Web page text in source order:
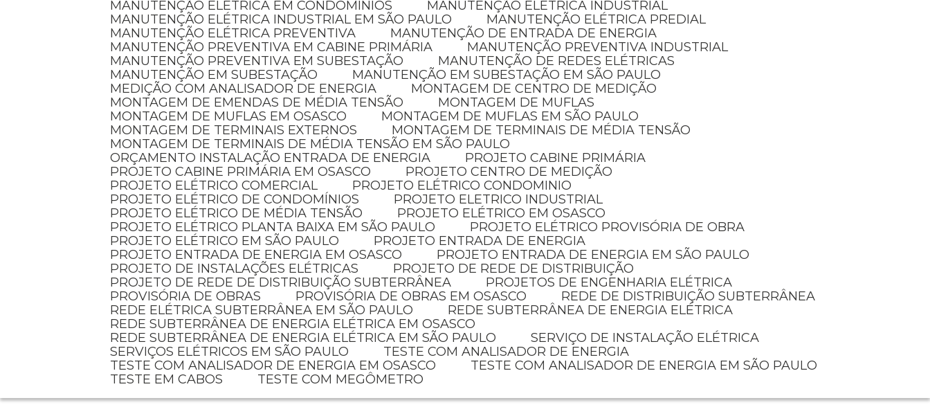
MANUTENÇÃO ELÉTRICA EM CONDOMÍNIOS
MANUTENÇÃO ELÉTRICA INDUSTRIAL
MANUTENÇÃO ELÉTRICA INDUSTRIAL EM SÃO PAULO
MANUTENÇÃO ELÉTRICA PREDIAL
MANUTENÇÃO ELÉTRICA PREVENTIVA
MANUTENÇÃO DE ENTRADA DE ENERGIA
MANUTENÇÃO PREVENTIVA EM CABINE PRIMÁRIA
MANUTENÇÃO PREVENTIVA INDUSTRIAL
MANUTENÇÃO PREVENTIVA EM SUBESTAÇÃO
MANUTENÇÃO DE REDES ELÉTRICAS
MANUTENÇÃO EM SUBESTAÇÃO
MANUTENÇÃO EM SUBESTAÇÃO EM SÃO PAULO
MEDIÇÃO COM ANALISADOR DE ENERGIA
MONTAGEM DE CENTRO DE MEDIÇÃO
MONTAGEM DE EMENDAS DE MÉDIA TENSÃO
MONTAGEM DE MUFLAS
MONTAGEM DE MUFLAS EM OSASCO
MONTAGEM DE MUFLAS EM SÃO PAULO
MONTAGEM DE TERMINAIS EXTERNOS
MONTAGEM DE TERMINAIS DE MÉDIA TENSÃO
MONTAGEM DE TERMINAIS DE MÉDIA TENSÃO EM SÃO PAULO
ORÇAMENTO INSTALAÇÃO ENTRADA DE ENERGIA
PROJETO CABINE PRIMÁRIA
PROJETO CABINE PRIMÁRIA EM OSASCO
PROJETO CENTRO DE MEDIÇÃO
PROJETO ELÉTRICO COMERCIAL
PROJETO ELÉTRICO CONDOMINIO
PROJETO ELÉTRICO DE CONDOMÍNIOS
PROJETO ELETRICO INDUSTRIAL
PROJETO ELÉTRICO DE MÉDIA TENSÃO
PROJETO ELÉTRICO EM OSASCO
PROJETO ELÉTRICO PLANTA BAIXA EM SÃO PAULO
PROJETO ELÉTRICO PROVISÓRIA DE OBRA
PROJETO ELÉTRICO EM SÃO PAULO
PROJETO ENTRADA DE ENERGIA
PROJETO ENTRADA DE ENERGIA EM OSASCO
PROJETO ENTRADA DE ENERGIA EM SÃO PAULO
PROJETO DE INSTALAÇÕES ELÉTRICAS
PROJETO DE REDE DE DISTRIBUIÇÃO
PROJETO DE REDE DE DISTRIBUIÇÃO SUBTERRÂNEA
PROJETOS DE ENGENHARIA ELÉTRICA
PROVISÓRIA DE OBRAS
PROVISÓRIA DE OBRAS EM OSASCO
REDE DE DISTRIBUIÇÃO SUBTERRÂNEA
REDE ELÉTRICA SUBTERRÂNEA EM SÃO PAULO
REDE SUBTERRÂNEA DE ENERGIA ELÉTRICA
REDE SUBTERRÂNEA DE ENERGIA ELÉTRICA EM OSASCO
REDE SUBTERRÂNEA DE ENERGIA ELÉTRICA EM SÃO PAULO
SERVIÇO DE INSTALAÇÃO ELÉTRICA
SERVIÇOS ELÉTRICOS EM SÃO PAULO
TESTE COM ANALISADOR DE ENERGIA
TESTE COM ANALISADOR DE ENERGIA EM OSASCO
TESTE COM ANALISADOR DE ENERGIA EM SÃO PAULO
TESTE EM CABOS
TESTE COM MEGÔMETRO